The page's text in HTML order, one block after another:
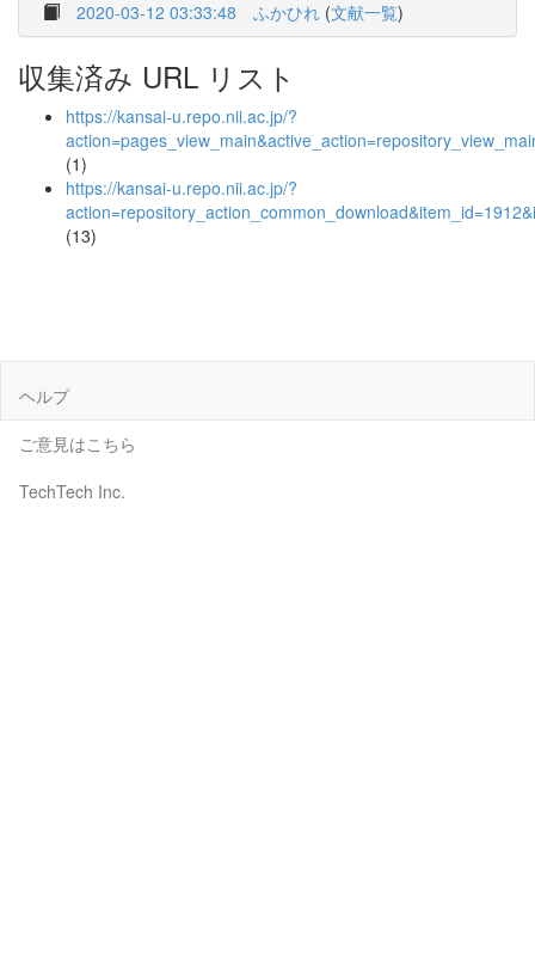
2020-03-12 03:33:48 ふかひれ (文献一覧)
収集済み URL リスト
https://kansai-u.repo.nii.ac.jp/?
(1)
https://kansai-u.repo.nii.ac.jp/?
(13)
ヘルプ
ご意見はこちら
TechTech Inc.